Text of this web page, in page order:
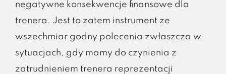
negatywne konsekwencje finansowe dla
trenera. Jest to zatem instrument ze
wszechmiar godny polecenia zwłaszcza w
sytuacjach, gdy mamy do czynienia z
zatrudnieniem trenera reprezentacji